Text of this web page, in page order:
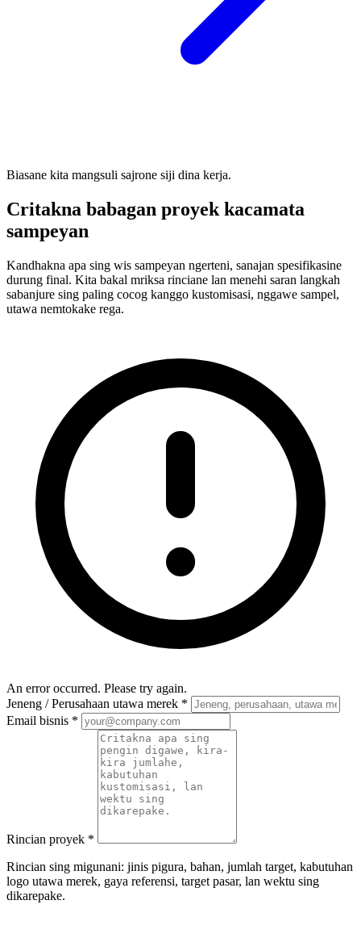
Biasane kita mangsuli sajrone siji dina kerja.
Critakna babagan proyek kacamata
sampeyan
Kandhakna apa sing wis sampeyan ngerteni, sanajan spesifikasine
durung final. Kita bakal mriksa rinciane lan menehi saran langkah
sabanjure sing paling cocog kanggo kustomisasi, nggawe sampel,
utawa nemtokake rega.
An error occurred. Please try again.
Jeneng / Perusahaan utawa merek *
Email bisnis *
Rincian proyek *
Rincian sing migunani: jinis pigura, bahan, jumlah target, kabutuhan
logo utawa merek, gaya referensi, target pasar, lan wektu sing
dikarepake.